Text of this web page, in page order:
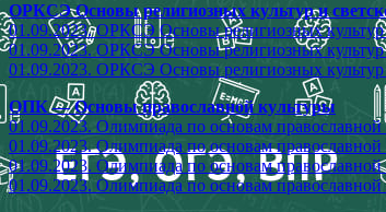
ОРКСЭ Основы религиозных культур и
01.09.2023. ОРКСЭ Основы религиозных культур
01.09.2023. ОРКСЭ Основы религиозных культур
01.09.2023. ОРКСЭ Основы религиозных культур
ОПК — Основы православной культуры
01.09.2023. Олимпиада по основам православной
01.09.2023. Олимпиада по основам православной
01.09.2023. Олимпиада по основам православной
01.09.2023. Олимпиада по основам православной